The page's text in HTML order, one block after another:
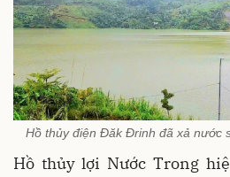
Hồ thủy điện Đăk Đrinh đã xả nước
Hồ thủy lợi Nước Trong